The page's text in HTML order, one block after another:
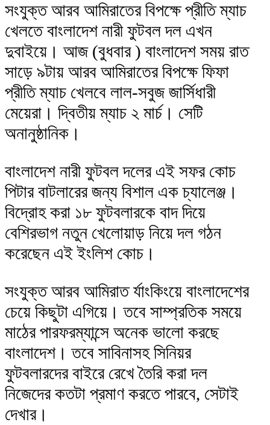
সংযুক্ত আরব আমিরাতের বিপক্ষে প্রীতি ম্যাচ
খেলতে বাংলাদেশ নারী ফুটবল দল এখন
দুবাইয়ে। আজ (বুধবার ) বাংলাদেশ সময় রাত
সাড়ে ৯টায় আরব আমিরাতের বিপক্ষে ফিফা
প্রীতি ম্যাচ খেলবে লাল-সবুজ জার্সিধারী
মেয়েরা। দ্বিতীয় ম্যাচ ২ মার্চ। সেটি
অনানুষ্ঠানিক।
বাংলাদেশ নারী ফুটবল দলের এই সফর কোচ
পিটার বাটলারের জন্য বিশাল এক চ্যালেঞ্জ।
বিদ্রোহ করা ১৮ ফুটবলারকে বাদ দিয়ে
বেশিরভাগ নতুন খেলোয়াড় নিয়ে দল গঠন
করেছেন এই ইংলিশ কোচ।
সংযুক্ত আরব আমিরাত র্যাংকিংয়ে বাংলাদেশের
চেয়ে কিছুটা এগিয়ে। তবে সাম্প্রতিক সময়ে
মাঠের পারফরম্যান্সে অনেক ভালো করছে
বাংলাদেশ। তবে সাবিনাসহ সিনিয়র
ফুটবলারদের বাইরে রেখে তৈরি করা দল
নিজেদের কতটা প্রমাণ করতে পারবে, সেটাই
দেখার।